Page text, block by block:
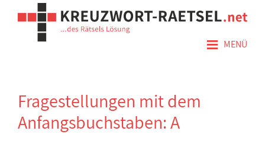
≡ MENÜ
Fragestellungen mit dem
Anfangsbuchstaben: A